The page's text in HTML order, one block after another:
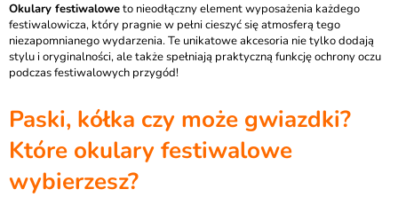
Okulary festiwaloweto nieodłączny element wyposażenia każdego
festiwalowicza, który pragnie w pełni cieszyć się atmosferą tego
niezapomnianego wydarzenia. Te unikatowe akcesoria nie tylko dodają
stylu i oryginalności, ale także spełniają praktyczną funkcję ochrony oczu
podczas festiwalowych przygód!
Paski, kółka czy może gwiazdki?
Które okulary festiwalowe
wybierzesz?